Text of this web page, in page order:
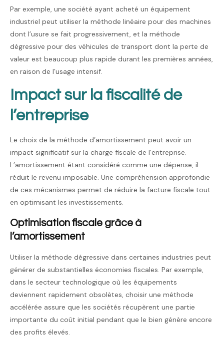
Par exemple, une société ayant acheté un équipement
industriel peut utiliser la méthode linéaire pour des machines
dont l’usure se fait progressivement, et la méthode
dégressive pour des véhicules de transport dont la perte de
valeur est beaucoup plus rapide durant les premières années,
en raison de l’usage intensif.
Impact sur la fiscalité de
l’entreprise
Le choix de la méthode d’amortissement peut avoir un
impact significatif sur la charge fiscale de l’entreprise.
L’amortissement étant considéré comme une dépense, il
réduit le revenu imposable. Une compréhension approfondie
de ces mécanismes permet de réduire la facture fiscale tout
en optimisant les investissements.
Optimisation fiscale grâce à
l’amortissement
Utiliser la méthode dégressive dans certaines industries peut
générer de substantielles économies fiscales. Par exemple,
dans le secteur technologique où les équipements
deviennent rapidement obsolètes, choisir une méthode
accélérée assure que les sociétés récupèrent une partie
importante du coût initial pendant que le bien génère encore
des profits élevés.